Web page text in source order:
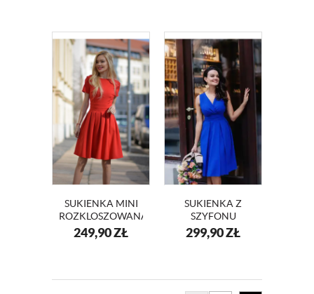
SUKIENKA MINI
ROZKLOSZOWANA
ADA KM127-1
249,90ZŁ
SUKIENKA Z
SZYFONU
KOPERTOWY
DEKOLT KM117-5
299,90ZŁ